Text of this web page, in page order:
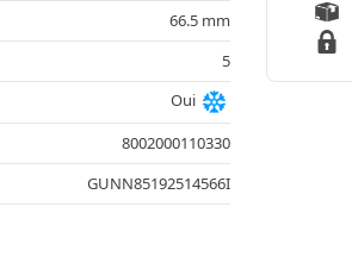
66.5 mm
5
Oui
8002000110330
GUNN85192514566I